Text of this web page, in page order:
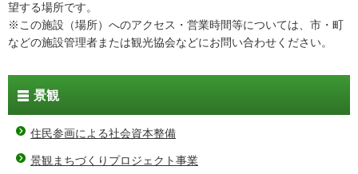
望する場所です。
※この施設（場所）へのアクセス・営業時間等については、市・町
などの施設管理者または観光協会などにお問い合わせください。
景観
住民参画による社会資本整備
景観まちづくりプロジェクト事業